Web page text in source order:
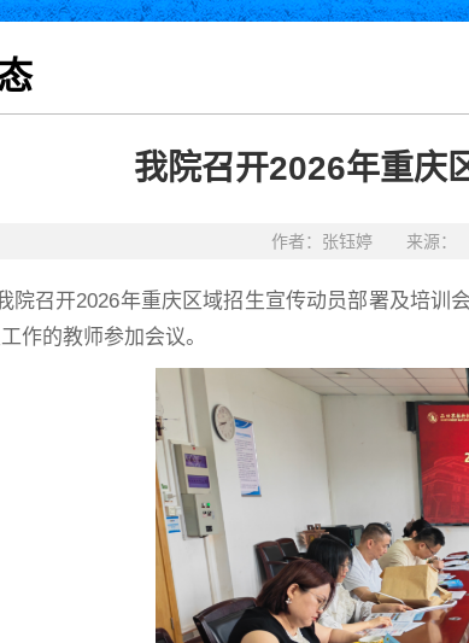
我院召开2026年重庆
作者：张钰婷 来源：
院召开2026年重庆区域招生宣传动员部署及培
作的教师参加会议。